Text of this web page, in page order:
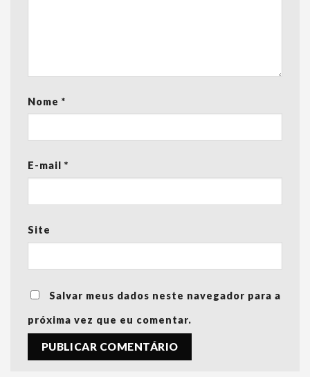
Nome *
E-mail *
Site
Salvar meus dados neste navegador para a
próxima vez que eu comentar.